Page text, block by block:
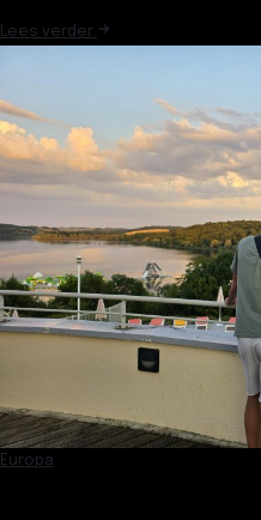
Lees verder
Europa